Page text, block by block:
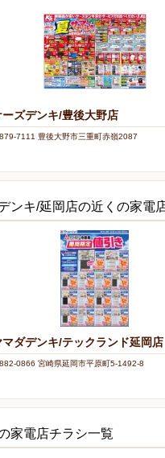
ーズデンキ/豊後大野店
7111 豊後大野市三重町赤嶺2087
ンキ/延岡店の近くの家電
マダデンキ/テックランド延岡店
0866 宮崎県延岡市平原町5-1492-8
家電店チラシ一覧